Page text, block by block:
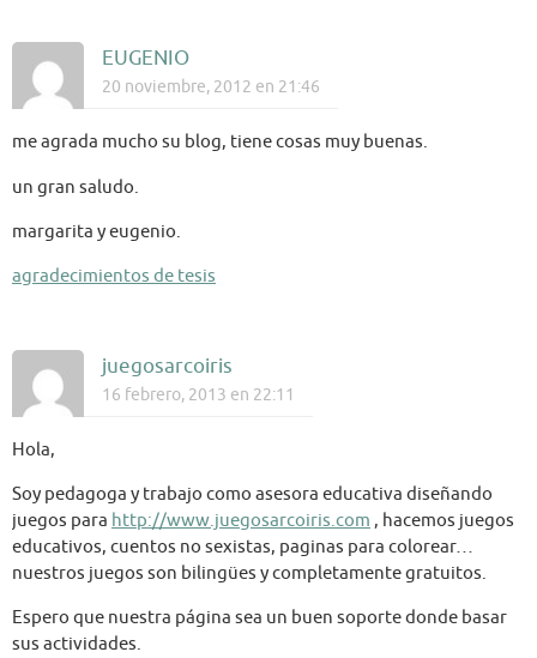
EUGENIO
20 noviembre, 2012 en 21:46
me agrada mucho su blog, tiene cosas muy buenas.
un gran saludo.
margarita y eugenio.
agradecimientos de tesis
juegosarcoiris
16 febrero, 2013 en 22:11
Hola,
Soy pedagoga y trabajo como asesora educativa diseñando
juegos para http://www.juegosarcoiris.com , hacemos juegos
educativos, cuentos no sexistas, paginas para colorear…
nuestros juegos son bilingües y completamente gratuitos.
Espero que nuestra página sea un buen soporte donde basar
sus actividades.